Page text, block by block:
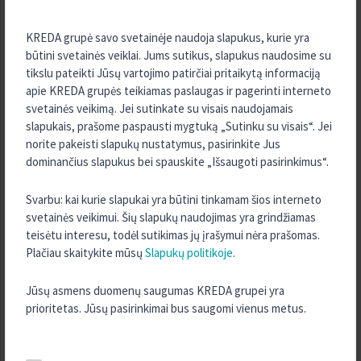
KREDA grupė savo svetainėje naudoja slapukus, kurie yra
būtini svetainės veiklai. Jums sutikus, slapukus naudosime su
tikslu pateikti Jūsų vartojimo patirčiai pritaikytą informaciją
apie KREDA grupės teikiamas paslaugas ir pagerinti interneto
svetainės veikimą. Jei sutinkate su visais naudojamais
slapukais, prašome paspausti mygtuką „Sutinku su visais“. Jei
norite pakeisti slapukų nustatymus, pasirinkite Jus
dominančius slapukus bei spauskite „Išsaugoti pasirinkimus“.
Svarbu: kai kurie slapukai yra būtini tinkamam šios interneto
svetainės veikimui. Šių slapukų naudojimas yra grindžiamas
teisėtu interesu, todėl sutikimas jų įrašymui nėra prašomas.
Plačiau skaitykite mūsų Slapukų politikoje.
Jūsų asmens duomenų saugumas KREDA grupei yra
prioritetas. Jūsų pasirinkimai bus saugomi vienus metus.
2025 m. Rugsėjis
2025 m. Birželis
2025 m. Gegužė
2025 m. Kovas
2025 m. Vasaris
2025 m. Sausis
2024 m. Gruodis
2024 m. Spalis
2024 m. Rugsėjis
2024 m. Birželis
2024 m. Gegužė